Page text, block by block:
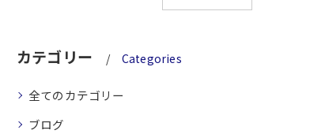
カテゴリー Categories
全てのカテゴリー
ブログ